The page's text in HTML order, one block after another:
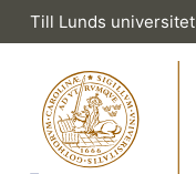
Till Lunds universitet